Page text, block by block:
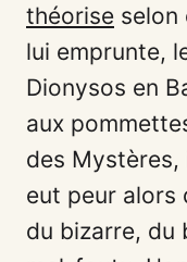
théorise selon
lui emprunte,
Dionysos en
aux
des
eut peur alors
du bizarre, du